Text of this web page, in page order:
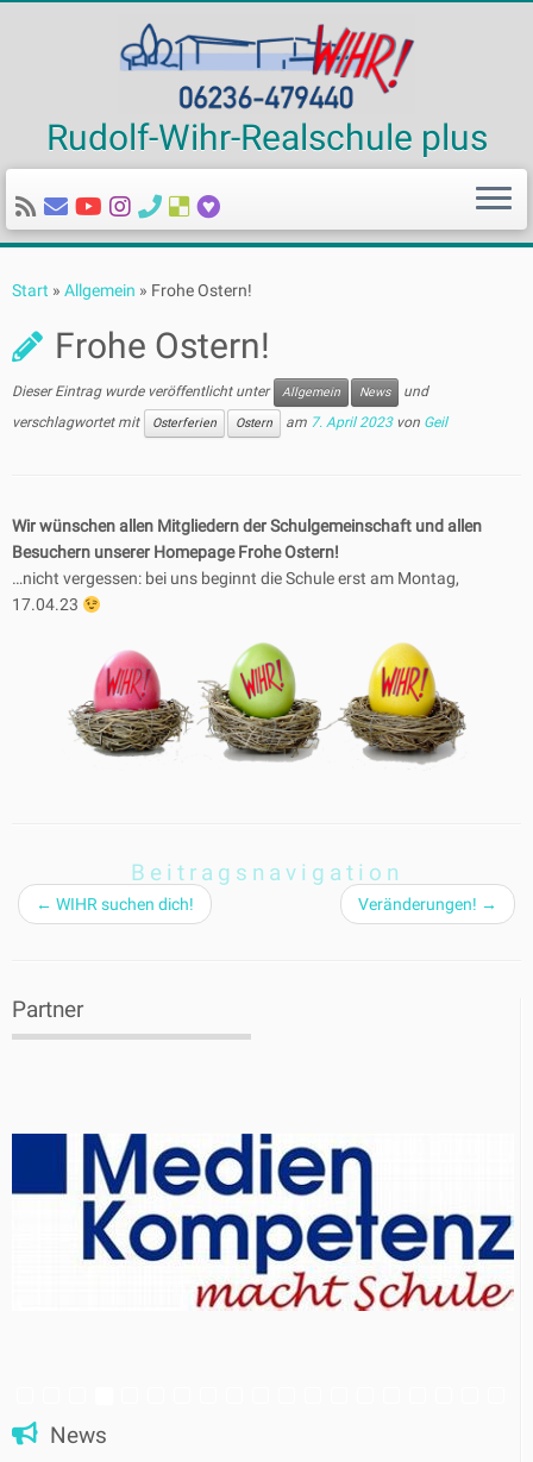
Inhalt
Rudolf-Wihr-Realschule plus
Start » Allgemein » Frohe Ostern!
Frohe Ostern!
Dieser Eintrag wurde veröffentlicht unter Allgemein News
und
verschlagwortet mit
Osterferien Ostern am 7. April 2023 von Geil
Wir wünschen allen Mitgliedern der Schulgemeinschaft und allen
Besuchern unserer Homepage Frohe Ostern!
…nicht vergessen: bei uns beginnt die Schule erst am Montag,
17.04.23
Beitragsnavigation
← WIHR suchen dich! Veränderungen! →
Partner
News